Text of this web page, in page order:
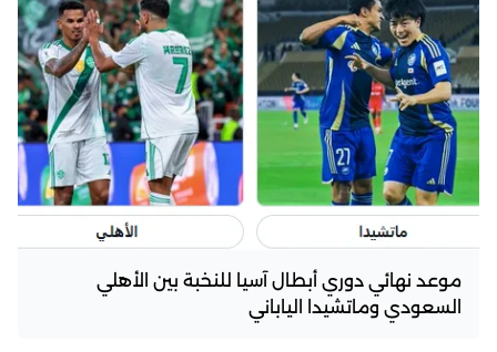
موعد نهائي دوري أبطال آسيا للنخبة بين الأهلي
السعودي وماتشيدا الياباني